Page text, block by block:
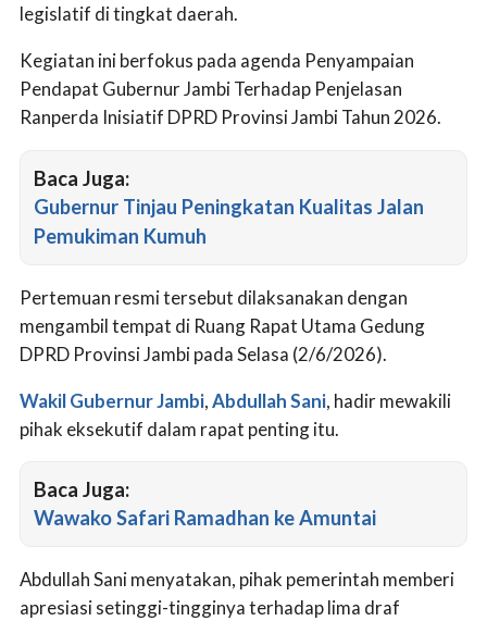
legislatif di tingkat daerah.
Kegiatan ini berfokus pada agenda Penyampaian
Pendapat Gubernur Jambi Terhadap Penjelasan
Ranperda Inisiatif DPRD Provinsi Jambi Tahun 2026.
Baca Juga:
Gubernur Tinjau Peningkatan Kualitas Jalan
Pemukiman Kumuh
Pertemuan resmi tersebut dilaksanakan dengan
mengambil tempat di Ruang Rapat Utama Gedung
DPRD Provinsi Jambi pada Selasa (2/6/2026).
Wakil Gubernur Jambi,Abdullah Sani, hadir mewakili
pihak eksekutif dalam rapat penting itu.
Baca Juga:
Wawako Safari Ramadhan ke Amuntai
Abdullah Sani menyatakan, pihak pemerintah memberi
apresiasi setinggi-tingginya terhadap lima draf